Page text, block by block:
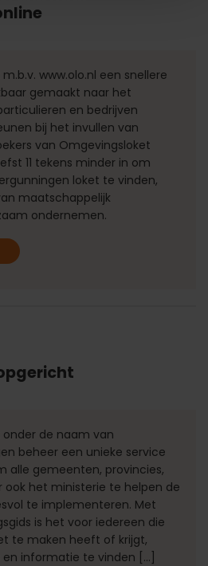
www.olo.nl een snellere
gemaakt naar het
en bedrijven
bij het invullen van
van Omgevingsloket
11 tekens minder in om
loket te vinden,
maatschappelijk
ondernemen.
de naam van
beheer een unieke service
alle gemeenten, provincies,
het ministerie te helpen de
te implementeren. Met
is het voor iedereen die
te maken heeft of krijgt,
en informatie te vinden […]